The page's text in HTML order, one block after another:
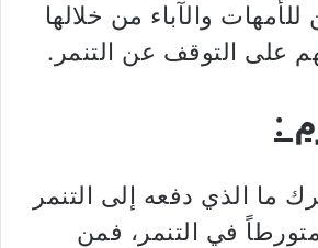
والآباء من خلالها
على التوقف عن التنمر.
:
ما الذي دفعه إلى التنمر
في التنمر، فمن